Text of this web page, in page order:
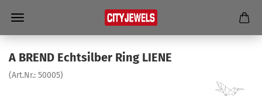
A BREND Echt­sil­ber Ring LIENE
(Art.Nr.: 50005)